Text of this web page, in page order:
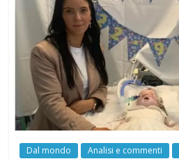
Dal mondo Analisi e commenti